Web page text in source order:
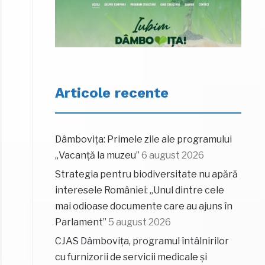
Articole recente
Dâmbovița: Primele zile ale programului
„Vacanță la muzeu” 6 august 2026
Strategia pentru biodiversitate nu apără
interesele României: „Unul dintre cele
mai odioase documente care au ajuns în
Parlament” 5 august 2026
CJAS Dâmbovița, programul întâlnirilor
cu furnizorii de servicii medicale și